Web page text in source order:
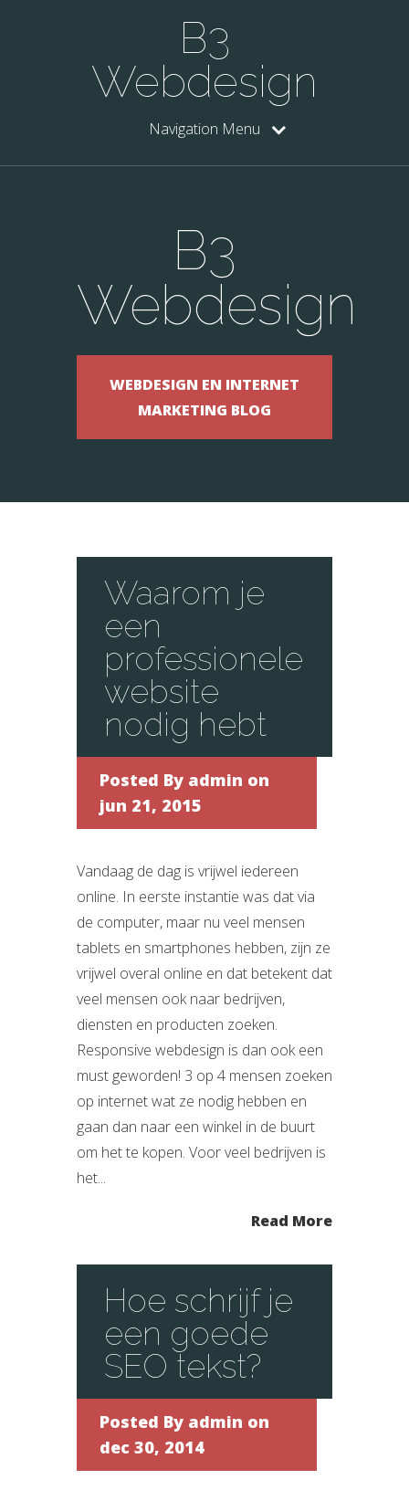
B3
Webdesign
Navigation Menu
B3
Webdesign
WEBDESIGN EN INTERNET
MARKETING BLOG
Waarom je
een
professionele
website
nodig hebt
Posted By admin on
jun 21, 2015
Vandaag de dag is vrijwel iedereen
online. In eerste instantie was dat via
de computer, maar nu veel mensen
tablets en smartphones hebben, zijn ze
vrijwel overal online en dat betekent dat
veel mensen ook naar bedrijven,
diensten en producten zoeken.
Responsive webdesign is dan ook een
must geworden! 3 op 4 mensen zoeken
op internet wat ze nodig hebben en
gaan dan naar een winkel in de buurt
om het te kopen. Voor veel bedrijven is
het...
Read More
Hoe schrijf je
een goede
SEO tekst?
Posted By admin on
dec 30, 2014